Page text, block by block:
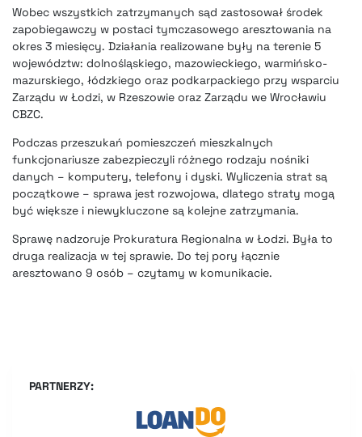
Wobec wszystkich zatrzymanych sąd zastosował środek
zapobiegawczy w postaci tymczasowego aresztowania na
okres 3 miesięcy. Działania realizowane były na terenie 5
województw: dolnośląskiego, mazowieckiego, warmińsko-
mazurskiego, łódzkiego oraz podkarpackiego przy wsparciu
Zarządu w Łodzi, w Rzeszowie oraz Zarządu we Wrocławiu
CBZC.
Podczas przeszukań pomieszczeń mieszkalnych
funkcjonariusze zabezpieczyli różnego rodzaju nośniki
danych – komputery, telefony i dyski. Wyliczenia strat są
początkowe – sprawa jest rozwojowa, dlatego straty mogą
być większe i niewykluczone są kolejne zatrzymania.
Sprawę nadzoruje Prokuratura Regionalna w Łodzi. Była to
druga realizacja w tej sprawie. Do tej pory łącznie
aresztowano 9 osób – czytamy w komunikacie.
PARTNERZY: